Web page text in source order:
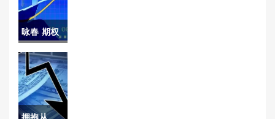
际期货(手
续费低排
名靠前的
期货公司)
咏春 期权
仿真(咏春
期权交易)